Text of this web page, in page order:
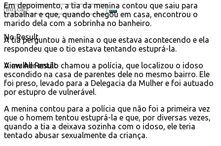
No Result
View All Result
Em depoimento, a tia da menina contou que saiu para
trabalhar e que, quando chegou em casa, encontrou o
marido dela com a sobrinha no banheiro.
A tia perguntou à menina o que estava acontecendo e ela
respondeu que o tio estava tentando estuprá-la.
A mulher então chamou a polícia, que localizou o idoso
escondido na casa de parentes dele no mesmo bairro. Ele
foi preso, levado para a Delegacia da Mulher e foi autuado
por estupro de vulnerável.
A menina contou para a polícia que não foi a primeira vez
que o homem tentou estuprá-la e que, por diversas vezes,
quando a tia a deixava sozinha com o idoso, ele teria
tentado abusar sexualmente da criança.